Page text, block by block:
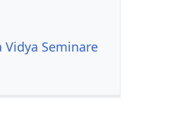
Seminare